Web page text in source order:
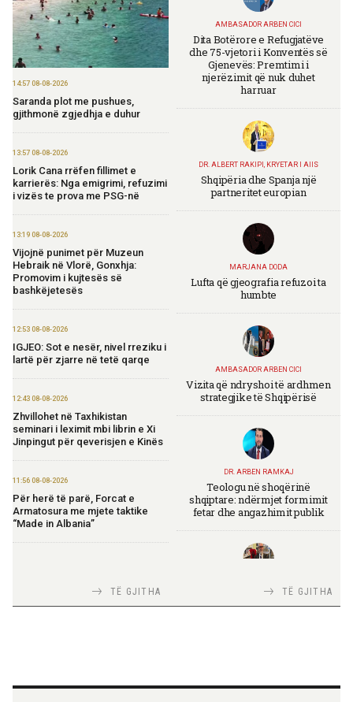
14:57 08-08-2026
Saranda plot me pushues,
gjithmonë zgjedhja e duhur
13:57 08-08-2026
Lorik Cana rrëfen fillimet e
karrierës: Nga emigrimi, refuzimi
i vizës te prova me PSG-në
13:19 08-08-2026
Vijojnë punimet për Muzeun
Hebraik në Vlorë, Gonxhja:
Promovim i kujtesës së
bashkëjetesës
12:53 08-08-2026
IGJEO: Sot e nesër, nivel rreziku i
lartë për zjarre në tetë qarqe
12:43 08-08-2026
Zhvillohet në Taxhikistan
seminari i leximit mbi librin e Xi
Jinpingut për qeverisjen e Kinës
11:56 08-08-2026
Për herë të parë, Forcat e
Armatosura me mjete taktike
“Made in Albania”
Ambasadori Wendt do të
mbështesë vizionin e Presidentit
TË GJITHA
AMBASADOR ARBEN CICI
Dita Botërore e Refugjatëve
dhe 75-vjetori i Konventës së
Gjenevës: Premtimi i
njerëzimit që nuk duhet
harruar
DR. ALBERT RAKIPI, KRYETAR I AIIS
Shqipëria dhe Spanja një
partneritet europian
MARJANA DODA
Lufta që gjeografia refuzoi ta
humbte
AMBASADOR ARBEN CICI
Vizita që ndryshoi të ardhmen
strategjike të Shqipërisë
DR. ARBEN RAMKAJ
Teologu në shoqërinë
shqiptare: ndërmjet formimit
fetar dhe angazhimit publik
TIRANA DIPLOMAT
TIRANA DIPLOMAT
TË GJITHA